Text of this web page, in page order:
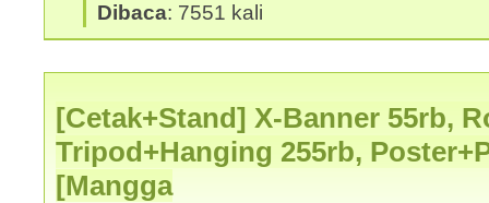
Dibaca: 7551 kali
[Cetak+Stand] X-Banner 55rb,
Tripod+Hanging 255rb,
[Mangga